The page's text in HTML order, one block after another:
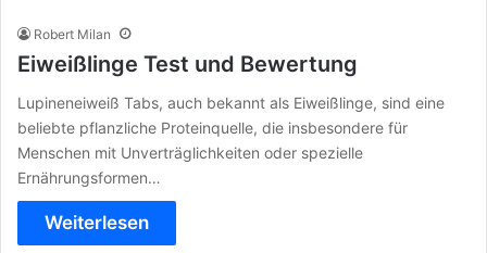
Robert Milan
Eiweißlinge Test und Bewertung
Lupineneiweiß Tabs, auch bekannt als Eiweißlinge, sind eine
beliebte pflanzliche Proteinquelle, die insbesondere für
Menschen mit Unverträglichkeiten oder spezielle
Ernährungsformen…
Weiterlesen